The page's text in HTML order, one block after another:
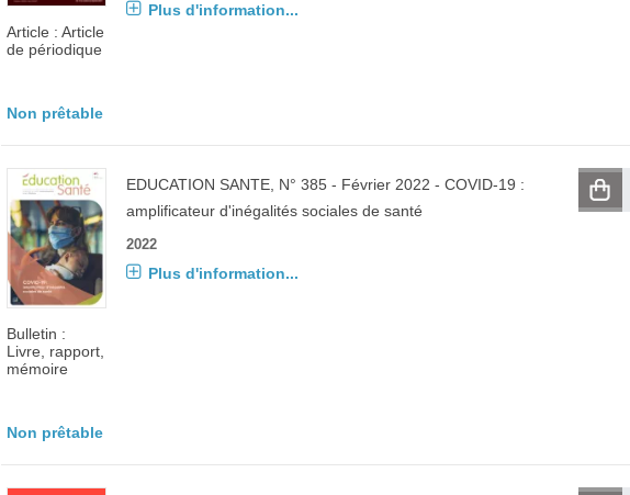
Article : Article
de périodique
Plus d'information...
Non prêtable
Bulletin :
Livre, rapport,
mémoire
EDUCATION SANTE, N° 385 - Février 2022 - COVID-19 :
amplificateur d'inégalités sociales de santé
2022
Plus d'information...
Non prêtable